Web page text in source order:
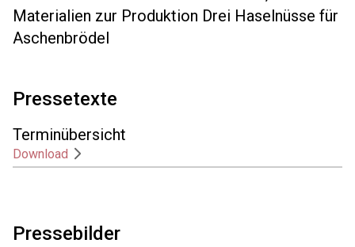
Materialien zur Produktion Drei Haselnüsse für
Aschenbrödel
Pressetexte
Terminübersicht
Download
Pressebilder